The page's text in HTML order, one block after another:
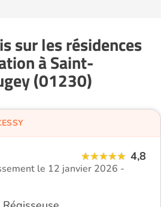
sur les résidences
à Saint-
(01230)
4,8
le 12 janvier 2026 -